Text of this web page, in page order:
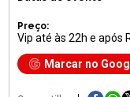
Preço:
Vip até às 22h e após
Marcar no